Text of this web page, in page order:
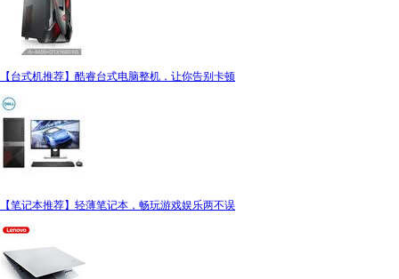
【台式机推荐】酷睿台式电脑整机，让你告别卡顿
【笔记本推荐】轻薄笔记本，畅玩游戏娱乐两不误